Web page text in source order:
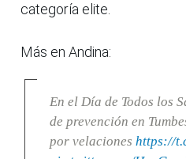
categoría elite.
Más en Andina:
En el Día de Todos los
de prevención en
por velaciones https://